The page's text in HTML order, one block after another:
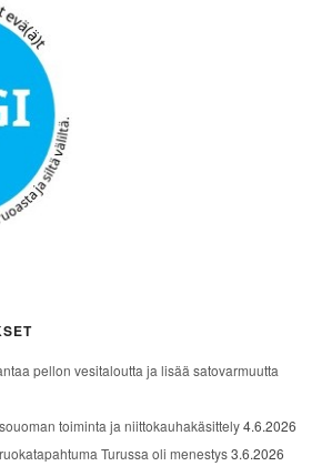
pellon vesitaloutta ja lisää satovarmuutta
toiminta ja niittokauhakäsittely4.6.2026
Turussa oli menestys3.6.2026